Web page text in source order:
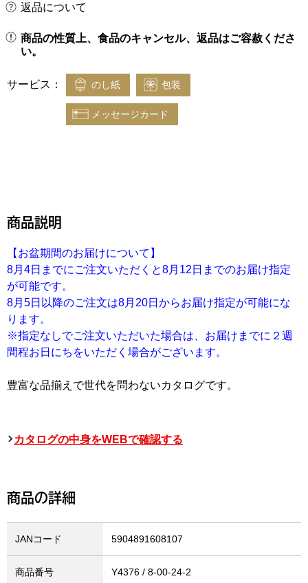
返品について
商品の性質上、食品のキャンセル、返品はご容赦くださ
い。
サービス： のし紙 包装
メッセージカード
商品説明
【お盆期間のお届けについて】
8月4日までにご注文いただくと8月12日までのお届け指定
が可能です。
8月5日以降のご注文は8月20日からお届け指定が可能にな
ります。
※指定なしでご注文いただいた場合は、お届けまでに２週
間程お日にちをいただく場合がございます。
豊富な品揃えで世代を問わないカタログです。
カタログの中身をWEBで確認する
商品の詳細
JANコード 5904891608107
商品番号 Y4376